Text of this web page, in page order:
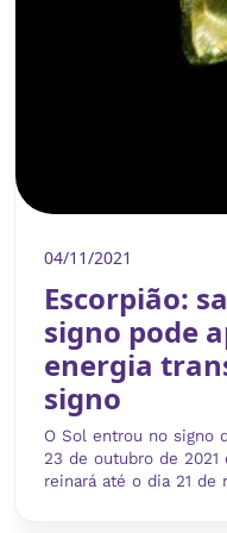
04/11/2021
Escorpião:
signo pode
energia
signo
O Sol entrou no signo
23 de outubro de 2021
reinará até o dia 21 de